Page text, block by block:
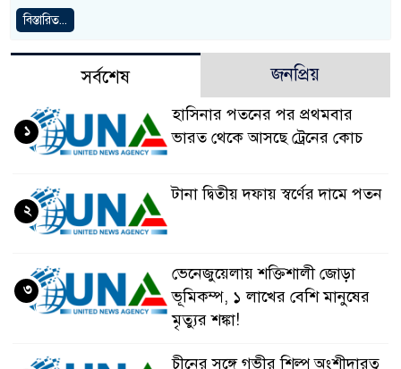
বিস্তারিত...
সর্বশেষ জনপ্রিয়
হাসিনার পতনের পর প্রথমবার
ভারত থেকে আসছে ট্রেনের কোচ
১
টানা দ্বিতীয় দফায় স্বর্ণের দামে পতন
২
ভেনেজুয়েলায় শক্তিশালী জোড়া
ভূমিকম্প, ১ লাখের বেশি মানুষের
মৃত্যুর শঙ্কা!
৩
চীনের সঙ্গে গভীর শিল্প অংশীদারত্ব